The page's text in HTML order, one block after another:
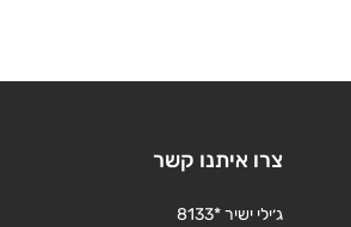
צרו איתנו קשר
ג׳ילי ישיר *8133